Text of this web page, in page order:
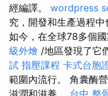
經編譯。 wordpress
究，開發和生產過程中
如今，在全球78多個
級外燴 /地區發現了它
試 指壓課程 卡式台胞
範圍內流行。 角囊酶
滋潤和滋養。 台中 整